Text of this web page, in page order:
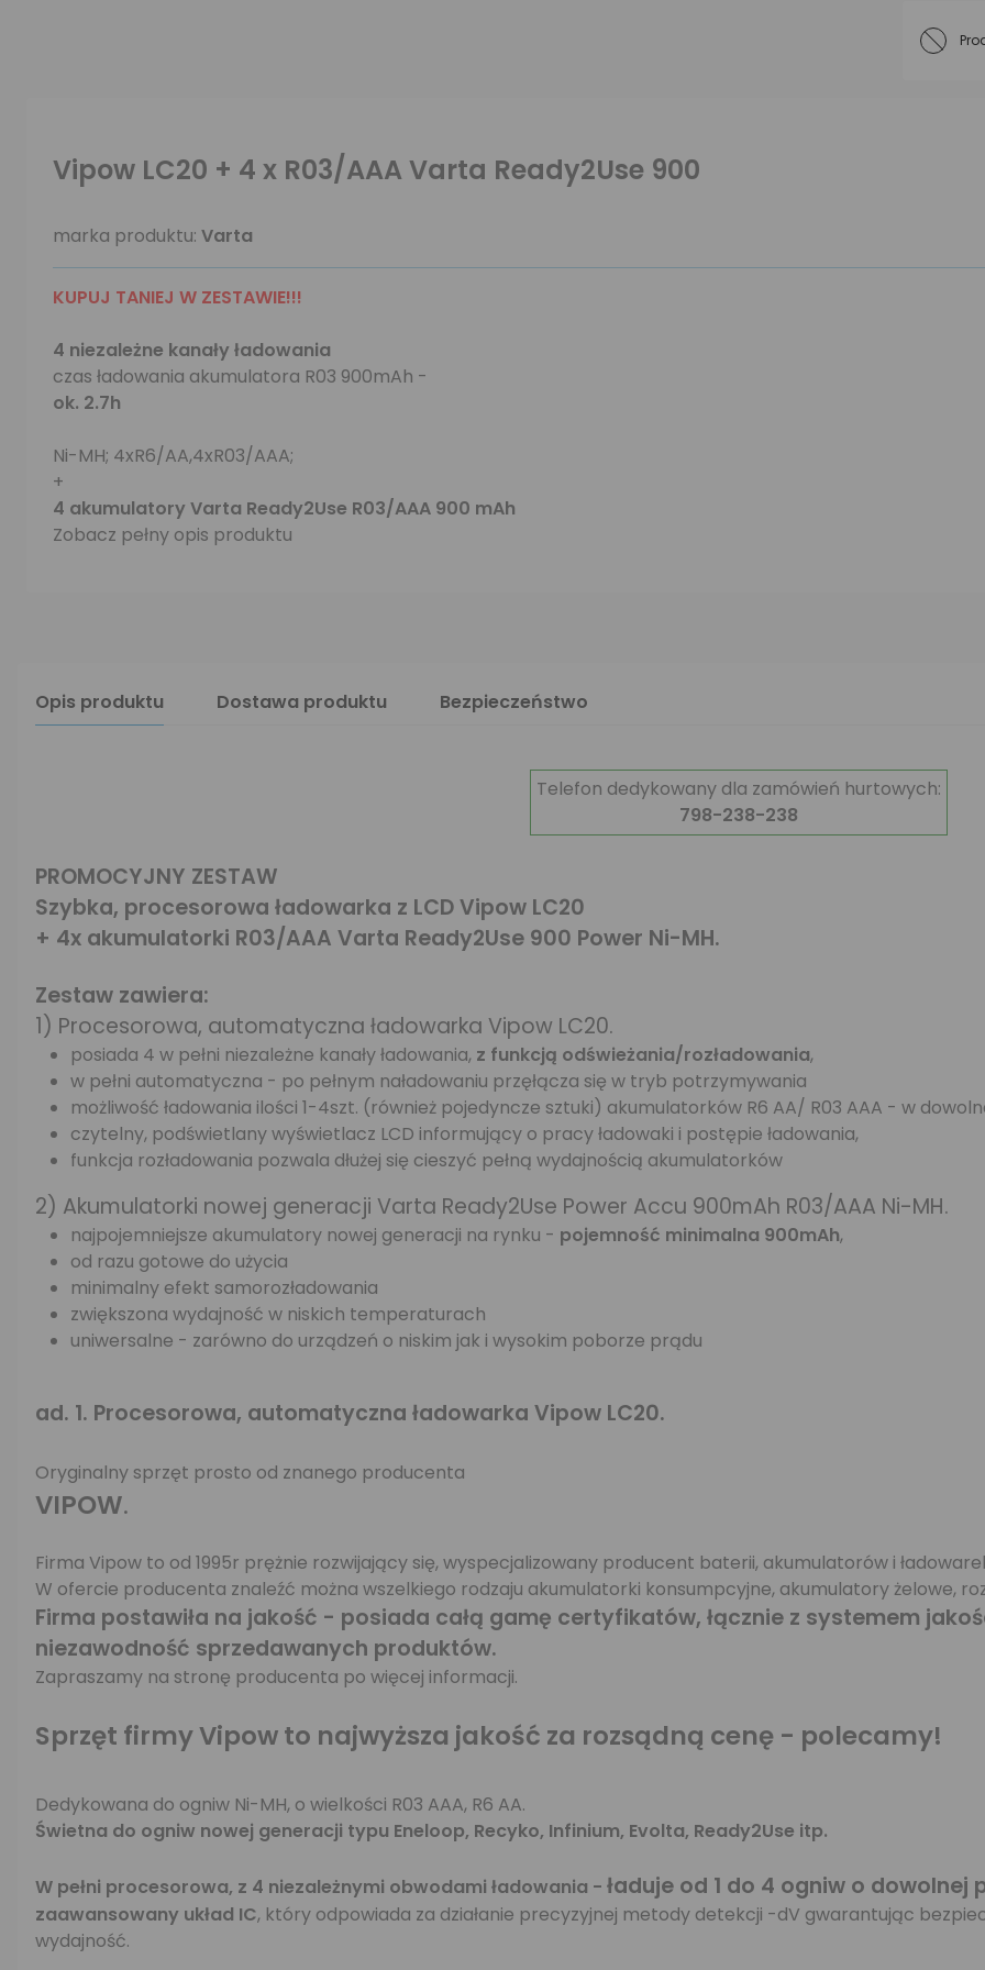
Vipow LC20 + 4 x R03/AAA Varta Ready2Use 900
marka produktu: Varta
KUPUJ TANIEJ W ZESTAWIE!!!
4 niezależne kanały ładowania
czas ładowania akumulatora R03 900mAh -
ok. 2.7h
Ni-MH; 4xR6/AA,4xR03/AAA;
+
4 akumulatory Varta Ready2Use R03/AAA 900 mAh
Zobacz pełny opis produktu
Opis produktu Dostawa produktu Bezpieczeństwo
Telefon dedykowany dla zamówień hurtowych:
798-238-238
PROMOCYJNY ZESTAW
Szybka, procesorowa ładowarka z LCD Vipow LC20
+ 4x akumulatorki R03/AAA Varta Ready2Use 900 Power Ni-MH.
Zestaw zawiera:
1) Procesorowa, automatyczna ładowarka Vipow LC20.
posiada 4 w pełni niezależne kanały ładowania, z funkcją odświeżania/rozładowania,
w pełni automatyczna - po pełnym naładowaniu przęłącza się w tryb potrzymywania
możliwość ładowania ilości 1-4szt. (również pojedyncze sztuki) akumulatorków R6 AA/ R03 AAA - w
czytelny, podświetlany wyświetlacz LCD informujący o pracy ładowaki i postępie ładowania,
funkcja rozładowania pozwala dłużej się cieszyć pełną wydajnością akumulatorków
2) Akumulatorki nowej generacji Varta Ready2Use Power Accu 900mAh R03/AAA Ni-MH.
najpojemniejsze akumulatory nowej generacji na rynku - pojemność minimalna 900mAh,
od razu gotowe do użycia
minimalny efekt samorozładowania
zwiększona wydajność w niskich temperaturach
uniwersalne - zarówno do urządzeń o niskim jak i wysokim poborze prądu
ad. 1. Procesorowa, automatyczna ładowarka Vipow LC20.
Oryginalny sprzęt prosto od znanego producenta
VIPOW.
Firma Vipow to od 1995r prężnie rozwijający się, wyspecjalizowany producent baterii, akumulatorów i
W ofercie producenta znaleźć można wszelkiego rodzaju akumulatorki konsumpcyjne, akumulatory żelowe,
Firma postawiła na jakość - posiada całą gamę certyfikatów, łącznie z systemem
niezawodność sprzedawanych produktów.
Zapraszamy na stronę producenta po więcej informacji.
Sprzęt firmy Vipow to najwyższa jakość za rozsądną cenę - polecamy!
Dedykowana do ogniw Ni-MH, o wielkości R03 AAA, R6 AA.
Świetna do ogniw nowej generacji typu Eneloop, Recyko, Infinium, Evolta, Ready2Use itp.
W pełni procesorowa, z 4 niezależnymi obwodami ładowania - ładuje od 1 do 4 ogniw o dowolnej
zaawansowany układ IC, który odpowiada za działanie precyzyjnej metody detekcji -dV gwarantując
wydajność.